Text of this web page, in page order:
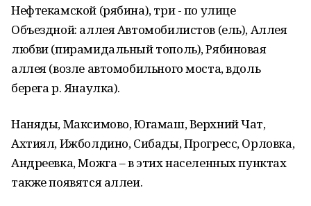
Нефтекамской (рябина), три - по улице
Объездной: аллея Автомобилистов (ель), Аллея
любви (пирамидальный тополь), Рябиновая
аллея (возле автомобильного моста, вдоль
берега р. Янаулка).
Наняды, Максимово, Югамаш, Верхний Чат,
Ахтиял, Ижболдино, Сибады, Прогресс, Орловка,
Андреевка, Можга – в этих населенных пунктах
также появятся аллеи.